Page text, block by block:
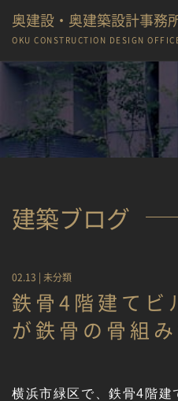
奥建設・奥建築設計事務
OKU CONSTRUCTION DESIGN
建築ブログ
02.13 | 未分類
鉄骨4階建てビ
が鉄骨の骨組み
横浜市緑区で、鉄骨4階建